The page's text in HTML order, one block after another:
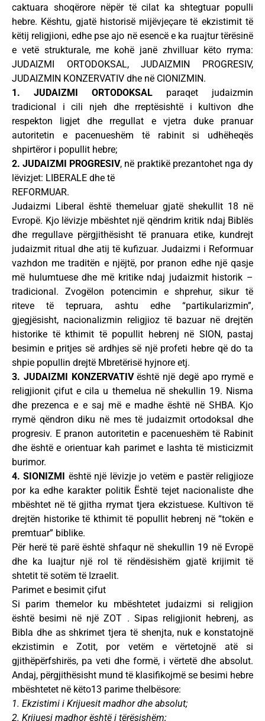
caktuara shoqërore nëpër të cilat ka shtegtuar populli
hebre. Kështu, gjatë historisë mijëvjeçare të ekzistimit të
këtij religjioni, edhe pse ajo në esencë e ka ruajtur tërësinë
e vetë strukturale, me kohë janë zhvilluar këto rryma:
JUDAIZMI ORTODOKSAL, JUDAIZMIN PROGRESIV,
JUDAIZMIN KONZERVATIV dhe në CIONIZMIN.
1. JUDAIZMI ORTODOKSAL paraqet judaizmin
tradicional i cili njeh dhe rreptësishtë i kultivon dhe
respekton ligjet dhe rregullat e vjetra duke pranuar
autoritetin e pacenueshëm të rabinit si udhëheqës
shpirtëror i popullit hebre;
2. JUDAIZMI PROGRESIV, në praktikë prezantohet nga dy
lëvizjet: LIBERALE dhe të
REFORMUAR.
Judaizmi Liberal është themeluar gjatë shekullit 18 në
Evropë. Kjo lëvizje mbështet një qëndrim kritik ndaj Biblës
dhe rregullave përgjithësisht të pranuara etike, kundrejt
judaizmit ritual dhe atij të kufizuar. Judaizmi i Reformuar
vazhdon me traditën e njëjtë, por pranon edhe një qasje
më hulumtuese dhe më kritike ndaj judaizmit historik –
tradicional. Zvogëlon potencimin e shprehur, sikur të
riteve të tepruara, ashtu edhe “partikularizmin”,
gjegjësisht, nacionalizmin religjioz të bazuar në drejtën
historike të kthimit të popullit hebrenj në SION, pastaj
besimin e pritjes së ardhjes së një profeti hebre që do ta
shpie popullin drejtë Mbretërisë hyjnore etj.
3. JUDAIZMI KONZERVATIVështë një degë apo rrymë e
religjionit çifut e cila u themelua në shekullin 19. Nisma
dhe prezenca e e saj më e madhe është në SHBA. Kjo
rrymë qëndron diku në mes të judaizmit ortodoksal dhe
progresiv. E pranon autoritetin e pacenueshëm të Rabinit
dhe është e orientuar kah parimet e lashta të misticizmit
burimor.
4. SIONIZMI është një lëvizje jo vetëm e pastër religjioze
por ka edhe karakter politik Është tejet nacionaliste dhe
mbështet në të gjitha rrymat tjera ekzistuese. Kultivon të
drejtën historike të kthimit të popullit hebrenj në “tokën e
premtuar” biblike.
Për herë të parë është shfaqur në shekullin 19 në Evropë
dhe ka luajtur një rol të rëndësishëm gjatë krijimit të
shtetit të sotëm të Izraelit.
Parimet e besimit çifut
Si parim themelor ku mbështetet judaizmi si religjion
është besimi në një ZOT . Sipas religjionit hebrenj, as
Bibla dhe as shkrimet tjera të shenjta, nuk e konstatojnë
ekzistimin e Zotit, por vetëm e vërtetojnë atë si
gjithëpërfshirës, pa veti dhe formë, i vërtetë dhe absolut.
Andaj, përgjithësisht mund të klasifikojmë se besimi hebre
mbështetet në këto13 parime thelbësore:
1. Ekzistimi i Krijuesit madhor dhe absolut;
2. Krijuesi madhor është i tërësishëm;